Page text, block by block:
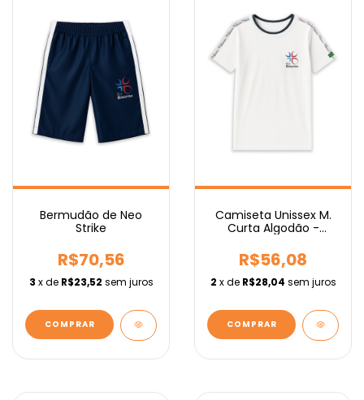
Bermudão de Neo
Strike
R$70,56
3 x de R$23,52 sem juros
COMPRAR
Camiseta Unissex M.
Curta Algodão -
R$56,08
2 x de R$28,04 sem juros
COMPRAR